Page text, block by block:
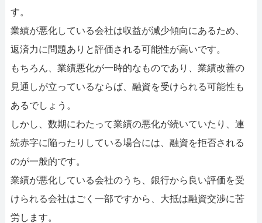
す。
業績が悪化している会社は収益が減少傾向にあるため、
返済力に問題ありと評価される可能性が高いです。
もちろん、業績悪化が一時的なものであり、業績改善の
見通しが立っているならば、融資を受けられる可能性も
あるでしょう。
しかし、数期にわたって業績の悪化が続いていたり、連
続赤字に陥ったりしている場合には、融資を拒否される
のが一般的です。
業績が悪化している会社のうち、銀行から良い評価を受
けられる会社はごく一部ですから、大抵は融資交渉に苦
労します。